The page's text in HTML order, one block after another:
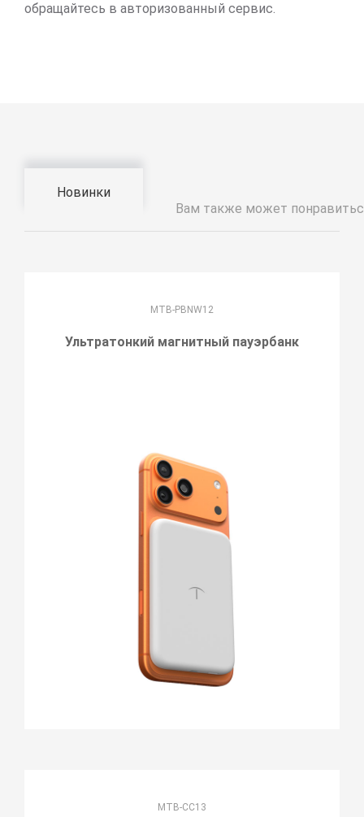
обращайтесь в авторизованный сервис.
Новинки
Вам также может
MTB-PBNW12
Ультратонкий магнитный пауэрбанк
MTB-CC13